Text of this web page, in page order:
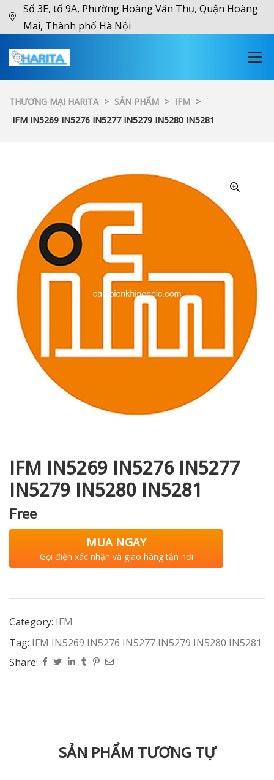
Số 3E, tổ 9A, Phường Hoàng Văn Thụ, Quận Hoàng
Mai, Thành phố Hà Nội
THƯƠNG MẠI HARITA > SẢN PHẨM > IFM >
IFM IN5269 IN5276 IN5277 IN5279 IN5280 IN5281
IFM IN5269 IN5276 IN5277
IN5279 IN5280 IN5281
Free
MUA NGAY
Gọi điện xác nhận và giao hàng tận nơi
Category: IFM
Tag: IFM IN5269 IN5276 IN5277 IN5279 IN5280 IN5281
Share:
SẢN PHẨM TƯƠNG TỰ
XNK